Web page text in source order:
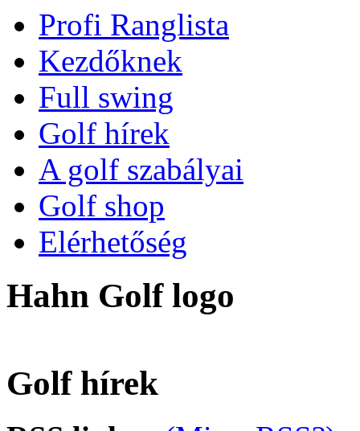
Profi Ranglista
Kezdőknek
Full swing
Golf hírek
A golf szabályai
Golf shop
Elérhetőség
Hahn Golf logo
Golf hírek